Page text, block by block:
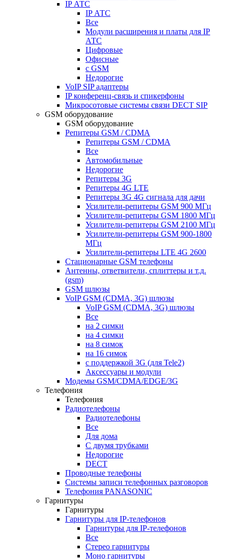
IP АТС
IP АТС
Все
Модули расширения и платы для IP
АТС
Цифровые
Офисные
с GSM
Недорогие
VoIP SIP адаптеры
IP конференц-связь и спикерфоны
Микросотовые системы связи DECT SIP
GSM оборудование
GSM оборудование
Репитеры GSM / CDMA
Репитеры GSM / CDMA
Все
Автомобильные
Недорогие
Репитеры 3G
Репитеры 4G LTE
Репитеры 3G 4G сигнала для дачи
Усилители-репитеры GSM 900 МГц
Усилители-репитеры GSM 1800 МГц
Усилители-репитеры GSM 2100 МГц
Усилители-репитеры GSM 900-1800
МГц
Усилители-репитеры LTE 4G 2600
Стационарные GSM телефоны
Антенны, ответвители, сплиттеры и т.д.
(gsm)
GSM шлюзы
VoIP GSM (CDMA, 3G) шлюзы
VoIP GSM (CDMA, 3G) шлюзы
Все
на 2 симки
на 4 симки
на 8 симок
на 16 симок
с поддержкой 3G (для Tele2)
Аксессуары и модули
Модемы GSM/CDMA/EDGE/3G
Телефония
Телефония
Радиотелефоны
Радиотелефоны
Все
Для дома
С двумя трубками
Недорогие
DECT
Проводные телефоны
Системы записи телефонных разговоров
Телефония PANASONIC
Гарнитуры
Гарнитуры
Гарнитуры для IP-телефонов
Гарнитуры для IP-телефонов
Все
Стерео гарнитуры
Моно гарнитуры